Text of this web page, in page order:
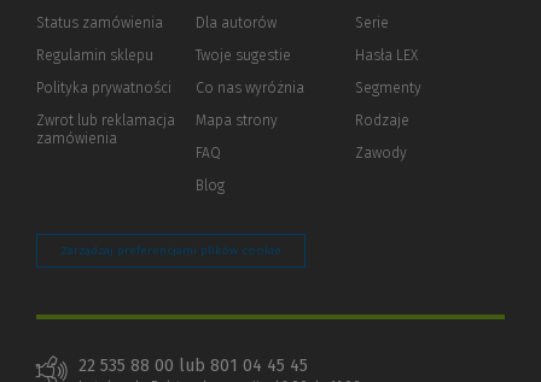
Status zamówienia
Regulamin sklepu
Polityka prywatności (Nowe
(Link
innej
Zwrot lub reklamacja
zamówienia
Dla autorów(Nowe
(Link
innej
strony)
Twoje sugestie
Co nas wyróżnia
Mapa strony
FAQ
Blog
Serie
Hasła LEX
Segmenty
Rodzaje
Zawody
Zarządzaj preferencjami plików cookie
22 535 88 00 lub 801 04 45 45